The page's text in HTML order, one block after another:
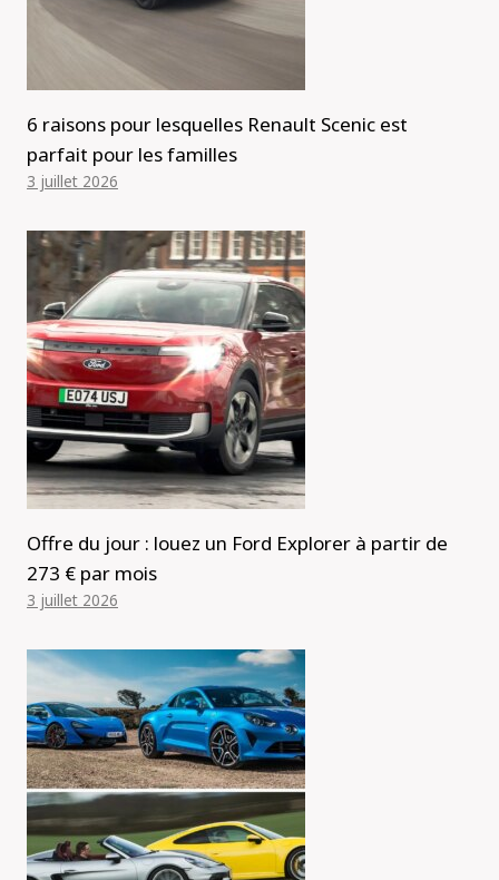
6 raisons pour lesquelles Renault Scenic est
parfait pour les familles
3 juillet 2026
Offre du jour : louez un Ford Explorer à partir de
273 € par mois
3 juillet 2026